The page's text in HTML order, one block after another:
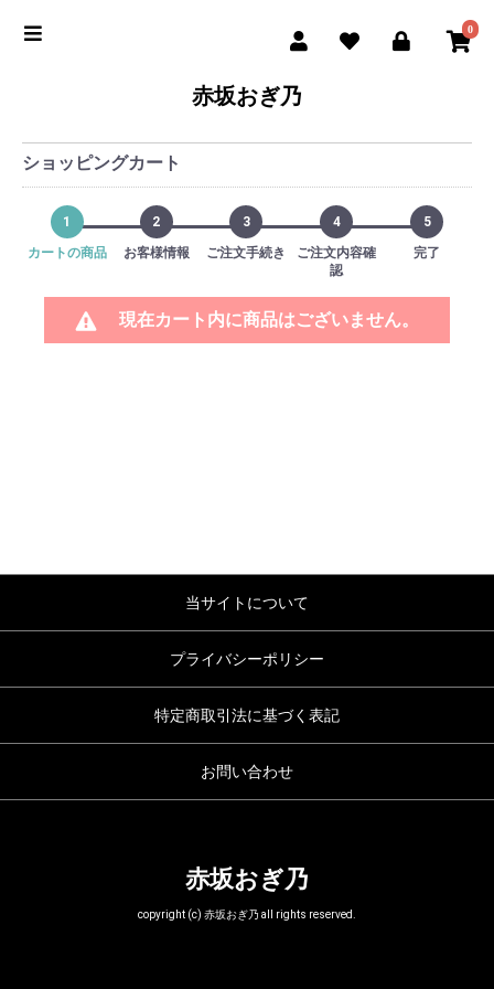
0
赤坂おぎ乃
ショッピングカート
1
カートの商品
2
お客様情報
3
ご注文手続き
4
ご注文内容確
認
5
完了
現在カート内に商品はございません。
当サイトについて
プライバシーポリシー
特定商取引法に基づく表記
お問い合わせ
赤坂おぎ乃
copyright (c) 赤坂おぎ乃 all rights reserved.